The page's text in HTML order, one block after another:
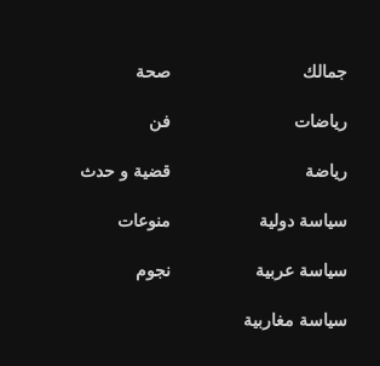
جمالك
رياضات
رياضة
سياسة دولية
سياسة عربية
سياسة مغاربية
صحة
فن
قضية و حدث
منوعات
نجوم